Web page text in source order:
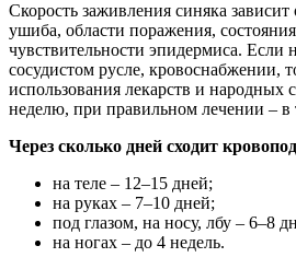
Скорость заживления синяка зависит
ушиба, области поражения,
чувствительности эпидермиса. Если
сосудистом русле, кровоснабжении,
использования лекарств и народных
неделю, при правильном лечении – в
Через сколько дней сходит
на теле – 12–15 дней;
на руках – 7–10 дней;
под глазом, на носу, лбу – 6–8
на ногах – до 4 недель.